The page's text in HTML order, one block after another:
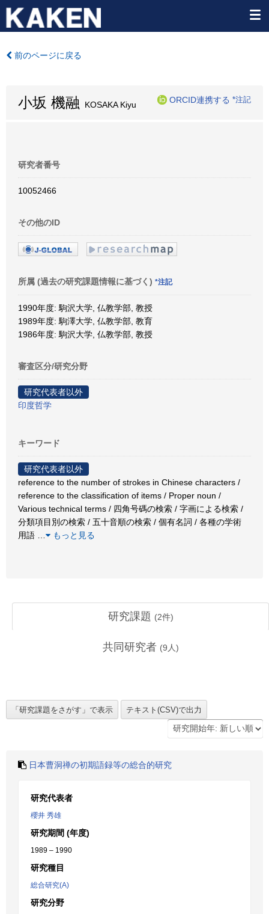
前のページに戻る
小坂 機融 KOSAKA Kiyu
ORCID連携する *注記
研究者番号
10052466
その他のID
所属 (過去の研究課題情報に基づく) *注記
1990年度: 駒沢大学, 仏教学部, 教授
1989年度: 駒澤大学, 仏教学部, 教育
1986年度: 駒沢大学, 仏教学部, 教授
審査区分/研究分野
研究代表者以外
印度哲学
キーワード
研究代表者以外
reference to the number of strokes in Chinese characters /
reference to the classification of items / Proper noun /
Various technical terms / 四角号碼の検索 / 字画による検索 /
分類項目別の検索 / 五十音順の検索 / 個有名詞 / 各種の学術
用語
もっと見る
研究課題 (2件)
共同研究者 (9 人)
日本曹洞禅の初期語録等の総合的研究
研究代表者
櫻井 秀雄
研究期間 (年度)
1989 – 1990
研究種目
総合研究(A)
研究分野